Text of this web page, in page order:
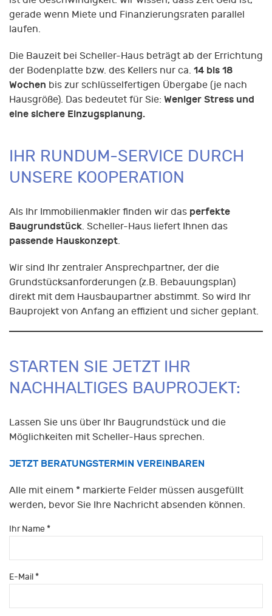
gerade wenn Miete und Finanzierungsraten parallel
laufen.
Die Bauzeit bei Scheller-Haus beträgt ab der Errichtung
der Bodenplatte bzw. des Kellers nur ca. 14 bis 18
Wochen bis zur schlüsselfertigen Übergabe (je nach
Hausgröße). Das bedeutet für Sie: Weniger Stress und
eine sichere Einzugsplanung.
IHR RUNDUM-SERVICE DURCH
UNSERE KOOPERATION
Als Ihr Immobilienmakler finden wir das perfekte
Baugrundstück. Scheller-Haus liefert Ihnen das
passende Hauskonzept.
Wir sind Ihr zentraler Ansprechpartner, der die
Grundstücksanforderungen (z.B. Bebauungsplan)
direkt mit dem Hausbaupartner abstimmt. So wird Ihr
Bauprojekt von Anfang an effizient und sicher geplant.
STARTEN SIE JETZT IHR
NACHHALTIGES BAUPROJEKT:
Lassen Sie uns über Ihr Baugrundstück und die
Möglichkeiten mit Scheller-Haus sprechen.
JETZT BERATUNGSTERMIN VEREINBAREN
Alle mit einem * markierte Felder müssen ausgefüllt
werden, bevor Sie Ihre Nachricht absenden können.
Ihr Name *
E-Mail *